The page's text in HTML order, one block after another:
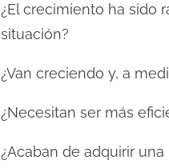
e
c
r
d
¿El crecimiento ha sido
situación?
¿Van creciendo y, a
¿Necesitan ser más
¿Acaban de adquirir